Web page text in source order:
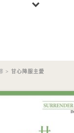
> 甘心降服主愛